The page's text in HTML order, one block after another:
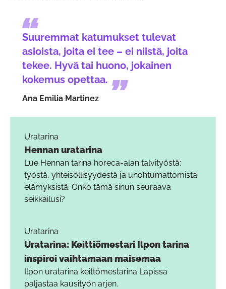
Suuremmat katumukset tulevat
asioista, joita ei tee – ei niistä, joita
tekee. Hyvä tai huono, jokainen
kokemus opettaa.
Ana Emilia Martinez
Uratarina
Hennan uratarina
Lue Hennan tarina horeca-alan talvityöstä:
työstä, yhteisöllisyydestä ja unohtumattomista
elämyksistä. Onko tämä sinun seuraava
seikkailusi?
Uratarina
Uratarina: Keittiömestari Ilpon tarina
inspiroi vaihtamaan maisemaa
Ilpon uratarina keittömestarina Lapissa
paljastaa kausityön arjen.